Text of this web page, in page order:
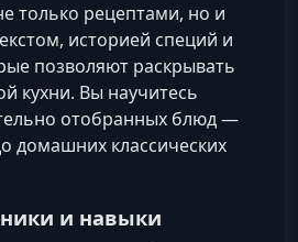
только рецептами, но и
историей специй и
позволяют раскрывать
кухни. Вы научитесь
отобранных блюд —
домашних классических
и навыки